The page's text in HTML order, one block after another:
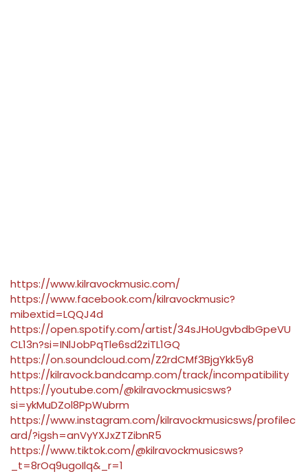
https://www.kilravockmusic.com/
https://www.facebook.com/kilravockmusic?
mibextid=LQQJ4d
https://open.spotify.com/artist/34sJHoUgvbdbGpeVU
CL13n?si=INlJobPqTle6sd2ziTL1GQ
https://on.soundcloud.com/Z2rdCMf3BjgYkk5y8
https://kilravock.bandcamp.com/track/incompatibility
https://youtube.com/@kilravockmusicsws?
si=ykMuDZol8PpWubrm
https://www.instagram.com/kilravockmusicsws/profilec
ard/?igsh=anVyYXJxZTZibnR5
https://www.tiktok.com/@kilravockmusicsws?
_t=8rOq9ugoIlq&_r=1